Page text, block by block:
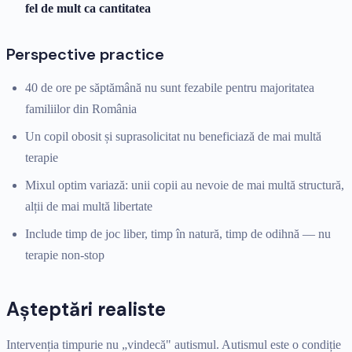
fel de mult ca cantitatea
Perspective practice
40 de ore pe săptămână nu sunt fezabile pentru majoritatea
familiilor din România
Un copil obosit și suprasolicitat nu beneficiază de mai multă
terapie
Mixul optim variază: unii copii au nevoie de mai multă structură,
alții de mai multă libertate
Include timp de joc liber, timp în natură, timp de odihnă — nu
terapie non-stop
Așteptări realiste
Intervenția timpurie nu „vindecă" autismul. Autismul este o condiție